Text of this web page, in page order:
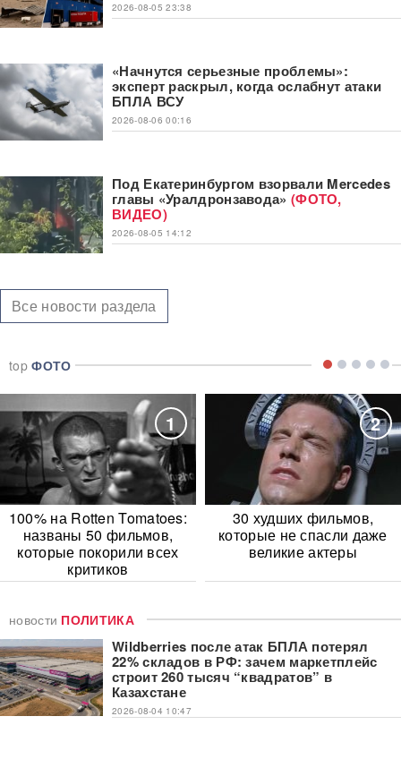
2026-08-05 23:38
«Начнутся серьезные проблемы»:
эксперт раскрыл, когда ослабнут атаки
БПЛА ВСУ
2026-08-06 00:16
Под Екатеринбургом взорвали Mercedes
главы «Уралдронзавода» (ФОТО,
ВИДЕО)
2026-08-05 14:12
Все новости раздела
topФОТО
1
100% на Rotten Tomatoes:
названы 50 фильмов,
которые покорили всех
критиков
2
30 худших фильмов,
которые не спасли даже
великие актеры
новости ПОЛИТИКА
Wildberries после атак БПЛА потерял
22% складов в РФ: зачем маркетплейс
строит 260 тысяч “квадратов” в
Казахстане
2026-08-04 10:47